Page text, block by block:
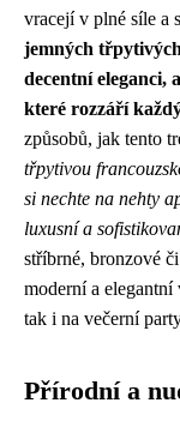
vracejí v plné síle a
jemných
decentní eleganci,
které rozzáří
způsobů, jak tento
třpytivou
si nechte na nehty
luxusní a
stříbrné, bronzové
moderní a
tak i na večerní
Přírodní a